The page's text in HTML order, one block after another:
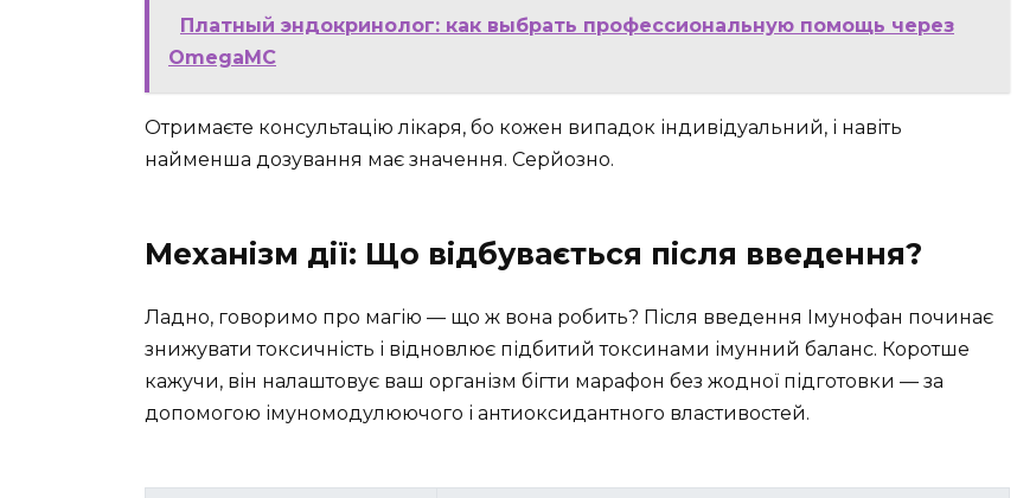
Платный эндокринолог: как выбрать профессиональную помощь через
OmegaMC
Отримаєте консультацію лікаря, бо кожен випадок індивідуальний, і навіть
найменша дозування має значення. Серйозно.
Механізм дії: Що відбувається після введення?
Ладно, говоримо про магію — що ж вона робить? Після введення Імунофан починає
знижувати токсичність і відновлює підбитий токсинами імунний баланс. Коротше
кажучи, він налаштовує ваш організм бігти марафон без жодної підготовки — за
допомогою імуномодулюючого і антиоксидантного властивостей.